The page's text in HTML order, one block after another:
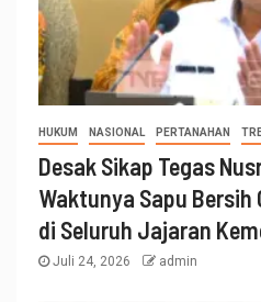
HUKUM NASIONAL PERTANAHAN
Desak Sikap Tegas
Waktunya Sapu Bersih
di Seluruh Jajaran
Juli 24, 2026 admin